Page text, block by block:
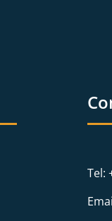
Tel: